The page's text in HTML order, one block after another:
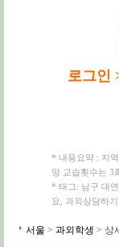
로그인
* 내용요약 : 지
망 교습횟수는 3
* 태그: 남구 대
요, 과외상담하기
서울 > 과외학생 > 상